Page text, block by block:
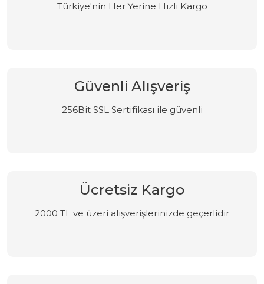
Türkiye'nin Her Yerine Hızlı Kargo
Güvenli Alışveriş
256Bit SSL Sertifikası ile güvenli
Ücretsiz Kargo
2000 TL ve üzeri alışverişlerinizde geçerlidir